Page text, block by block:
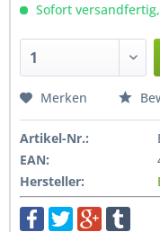
Sofort
Merken
Artikel-Nr.:
EAN:
Hersteller: